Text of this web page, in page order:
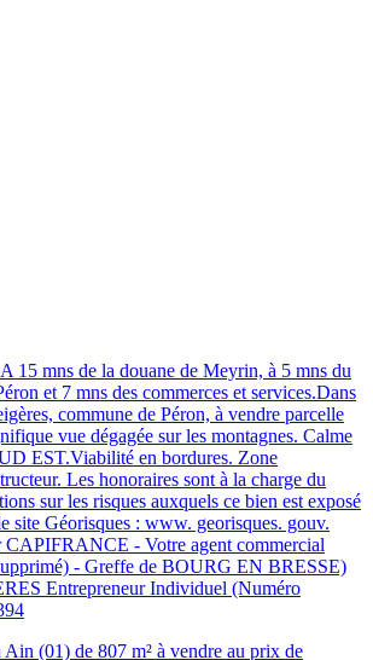
15 mns de la douane de Meyrin, à 5 mns du
et 7 mns des commerces et services.Dans
commune de Péron, à vendre parcelle
vue dégagée sur les montagnes. Calme
EST.Viabilité en bordures. Zone
Les honoraires sont à la charge du
sur les risques auxquels ce bien est exposé
site Géorisques : www. georisques. gouv.
CAPIFRANCE - Votre agent commercial
- Greffe de BOURG EN BRESSE)
Entrepreneur Individuel (Numéro